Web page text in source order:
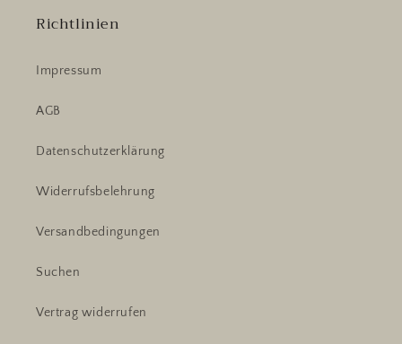
Richtlinien
Impressum
AGB
Datenschutzerklärung
Widerrufsbelehrung
Versandbedingungen
Suchen
Vertrag widerrufen